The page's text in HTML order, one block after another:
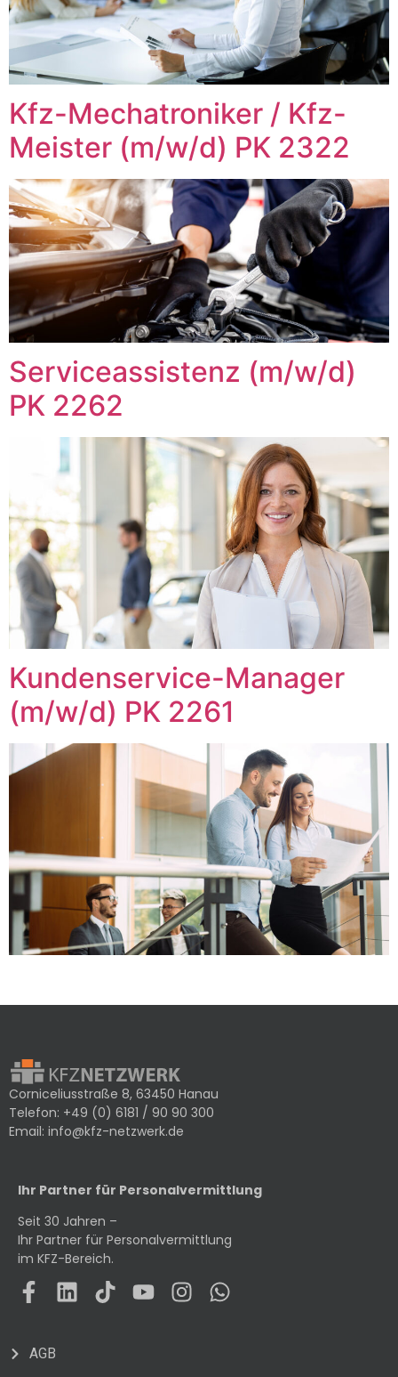
Kfz-Mechatroniker / Kfz-
Meister (m/w/d) PK 2322
Serviceassistenz (m/w/d)
PK 2262
Kundenservice-Manager
(m/w/d) PK 2261
Corniceliusstraße 8, 63450 Hanau
Telefon: +49 (0) 6181 / 90 90 300
Email: info@kfz-netzwerk.de
Ihr Partner für Personalvermittlung
Seit 30 Jahren –
Ihr Partner für Personalvermittlung
im KFZ-Bereich.
AGB